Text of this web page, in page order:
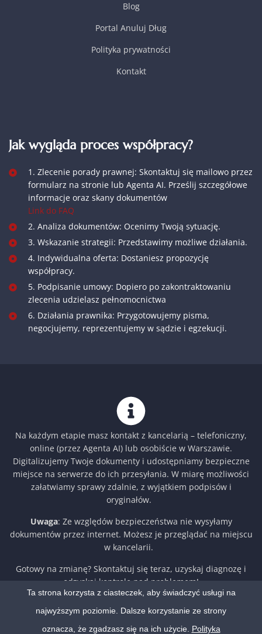
Blog
Portal Anuluj Dług
Polityka prywatności
Kontakt
Jak wygląda proces współpracy?
1. Zlecenie porady prawnej: Skontaktuj się mailowo przez
formularz na stronie lub Agenta AI. Prześlij szczegółowe
informacje oraz skany dokumentów
Link do FAQ
2. Analiza dokumentów: Ocenimy Twoją sytuację.
3. Wskazanie strategii: Przedstawimy możliwe działania.
4. Indywidualna oferta: Dostaniesz propozycję
współpracy.
5. Podpisanie umowy: Dopiero po zakontraktowaniu
zlecenia udzielasz pełnomocnictwa
6. Działania prawnika: Przygotowujemy pisma,
negocjujemy, reprezentujemy w sądzie i egzekucji.
Na każdym etapie masz kontakt z kancelarią – telefoniczny,
online (przez Agenta AI) lub osobiście w Warszawie.
Digitalizujemy Twoje dokumenty i udostępniamy bezpieczne
miejsce na serwerze do ich przesyłania. W miarę możliwości
załatwiamy sprawy zdalnie, z wyjątkiem podpisów i
oryginałów.
Uwaga: Ze względów bezpieczeństwa nie wysyłamy
dokumentów przez internet. Możesz je przeglądać na miejscu
w kancelarii.
Gotowy na zmianę? Skontaktuj się teraz, uzyskaj diagnozę i
odzyskaj kontrolę nad problemem!
Ta strona korzysta z ciasteczek, aby świadczyć usługi na
najwyższym poziomie. Dalsze korzystanie ze strony
oznacza, że zgadzasz się na ich użycie. Polityka